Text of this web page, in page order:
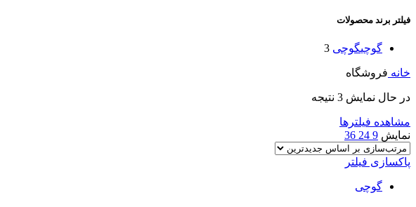
فیلتر برند محصولات
گوچیگوچی 3
خانه فروشگاه
در حال نمایش 3 نتیجه
مشاهده فیلترها
نمایش 9
24
36
پاکسازی فیلتر
گوچی